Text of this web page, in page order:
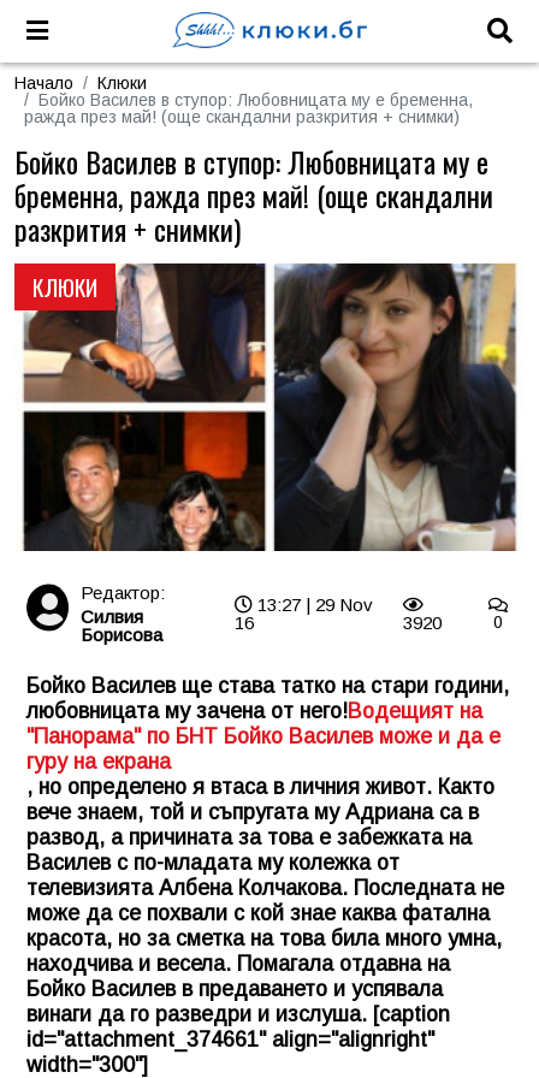
Начало
Клюки
Бойко Василев в ступор: Любовницата му е бременна,
ражда през май! (още скандални разкрития + снимки)
КЛЮКИ
Бойко Василев в ступор: Любовницата му е
бременна, ражда през май! (още скандални
разкрития + снимки)
Редактор:
Силвия
Борисова
13:27 | 29 Nov
16
3920 0
Бойко Василев ще става татко на стари години,
любовницата му зачена от него!Водещият на
"Панорама" по БНТ Бойко Василев може и да е
гуру на екрана
, но определено я втаса в личния живот. Както
вече знаем, той и съпругата му Адриана са в
развод, а причината за това е забежката на
Василев с по-младата му колежка от
телевизията Албена Колчакова. Последната не
може да се похвали с кой знае каква фатална
красота, но за сметка на това била много умна,
находчива и весела. Помагала отдавна на
Бойко Василев в предаването и успявала
винаги да го разведри и изслуша. [caption
id="attachment_374661" align="alignright"
width="300"]